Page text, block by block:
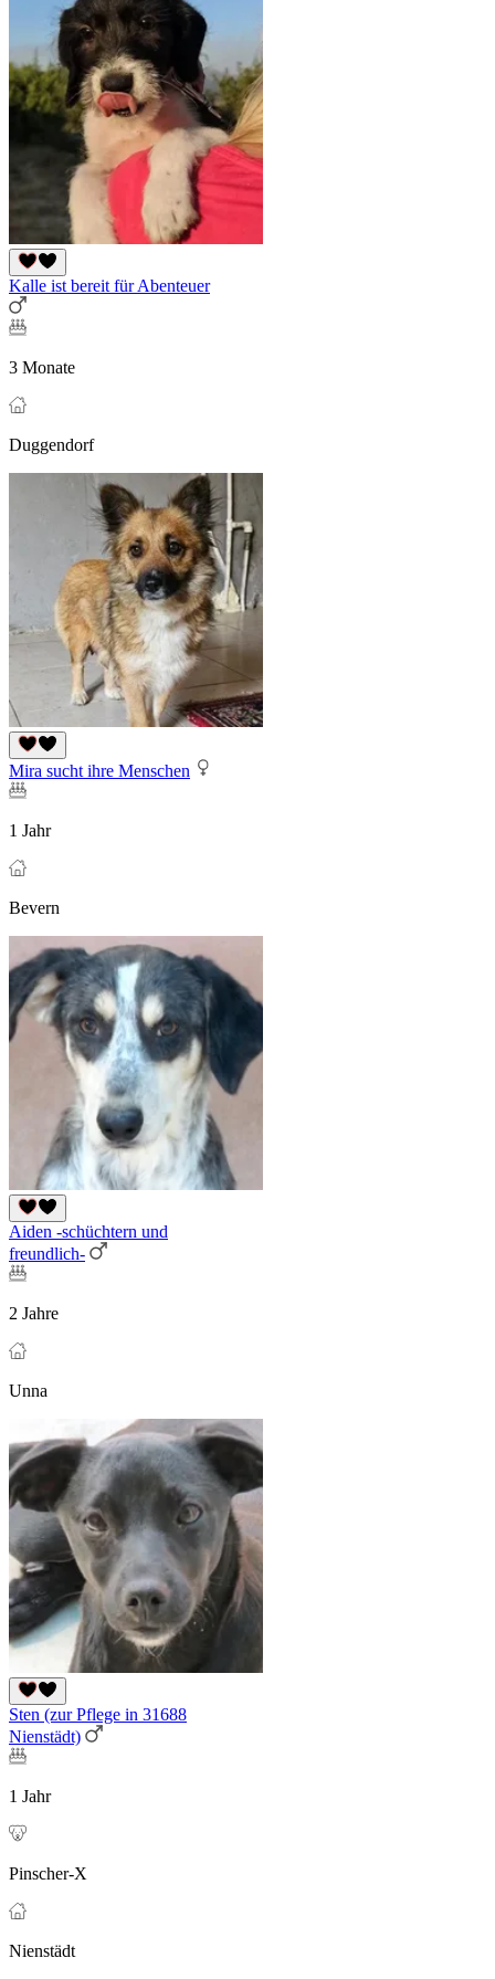
Kalle ist bereit für Abenteuer
3 Monate
Duggendorf
Mira sucht ihre Menschen
1 Jahr
Bevern
Aiden -schüchtern und
freundlich-
2 Jahre
Unna
Sten (zur Pflege in 31688
Nienstädt)
1 Jahr
Pinscher-X
Nienstädt